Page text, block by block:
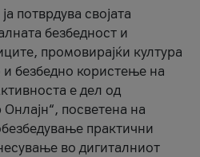
потврдува својата
безбедност и
промовирајќи култура
безбедно користење на
е дел од
посветена на
практични
во дигиталниот